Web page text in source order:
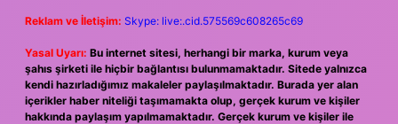
Reklam ve İletişim: Skype: live:.cid.575569c608265c69
Yasal Uyarı: Bu internet sitesi, herhangi bir marka, kurum veya
şahıs şirketi ile hiçbir bağlantısı bulunmamaktadır. Sitede yalnızca
kendi hazırladığımız makaleler paylaşılmaktadır. Burada yer alan
içerikler haber niteliği taşımamakta olup, gerçek kurum ve kişiler
hakkında paylaşım yapılmamaktadır. Gerçek kurum ve kişiler ile